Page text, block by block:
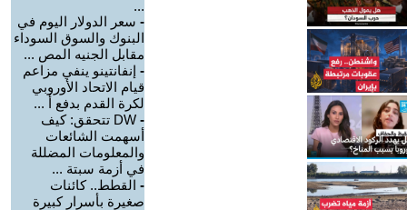
...
- سعر الدولار اليوم في
البنوك والسوق السوداء
مقابل الجنيه المص ...
- إنفانتينو ينفي مزاعم
قيام الاتحاد الأوروبي
لكرة القدم بدفع أ ...
-
DW تتحقق: كيف
أسهمت الشائعات
والمعلومات المضللة
في أزمة سبتة ...
- القطط.. كائنات
صغيرة بأسرار كبيرة